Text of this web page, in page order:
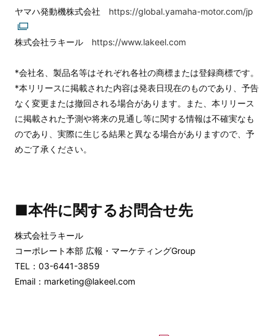
ヤマハ発動機株式会社 https://global.yamaha-motor.com/jp
株式会社ラキール https://www.lakeel.com
*会社名、製品名等はそれぞれ各社の商標または登録商標です。
*本リリースに掲載された内容は発表日現在のものであり、予告
なく変更または撤回される場合があります。また、本リリース
に掲載された予測や将来の見通し等に関する情報は不確実なも
のであり、実際に生じる結果と異なる場合がありますので、予
めご了承ください。
■本件に関するお問合せ先
株式会社ラキール
コーポレート本部 広報・マーケティングGroup
TEL：03-6441-3859
Email：marketing@lakeel.com